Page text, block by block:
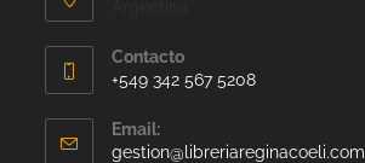
Contacto
+549 342 567 5208
Email:
gestion@libreriareginacoeli.com